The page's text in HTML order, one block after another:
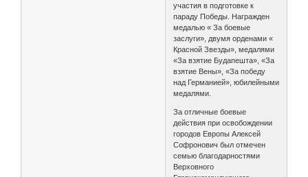
участия в подготовке к
параду Победы. Награжден
медалью « За боевые
заслуги», двумя орденами «
Красной Звезды», медалями
«За взятие Будапешта», «За
взятие Вены», «За победу
над Германией», юбилейными
медалями.
За отличные боевые
действия при освобождении
городов Европы Алексей
Софронович был отмечен
семью благодарностями
Верховного